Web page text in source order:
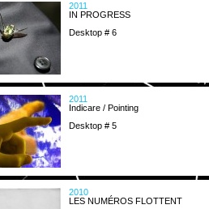
2011
IN PROGRESS
Desktop # 6
2011
Indicare / Pointing
Desktop # 5
2010
LES NUMÉROS FLOTTENT